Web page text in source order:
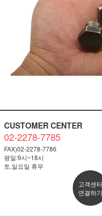
CUSTOMER CENTER
02-2278-7785
FAX)02-2278-7786
평일:9시~18시
토,일요일 휴무
고객센터
연결하기